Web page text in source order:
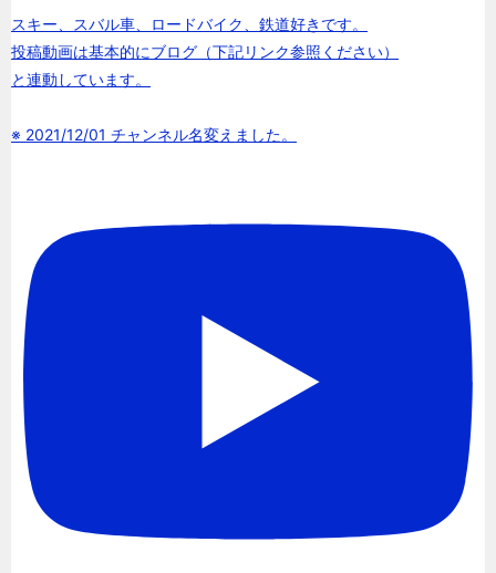
スキー、スバル車、ロードバイク、鉄道好きです。
投稿動画は基本的にブログ（下記リンク参照ください）
と連動しています。
※ 2021/12/01 チャンネル名変えました。